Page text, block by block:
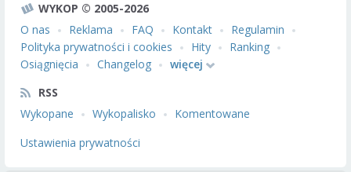
WYKOP © 2005-2026
O nas
Reklama FAQ Kontakt
Regulamin
Polityka prywatności i cookies
Hity
Ranking
Osiągnięcia
Changelog
więcej
RSS
Wykopane
Wykopalisko
Komentowane
Ustawienia prywatności